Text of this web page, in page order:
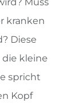
kranken
Diese
kleine
spricht
Kopf